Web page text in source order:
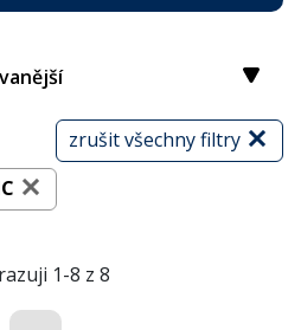
zrušit všechny filtry
1-8 z 8